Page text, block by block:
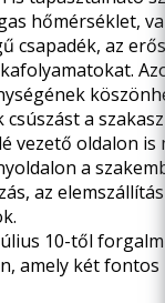
hőmérséklet,
csapadék, az
a
vezető oldalon is
a
az
10-től
amely két